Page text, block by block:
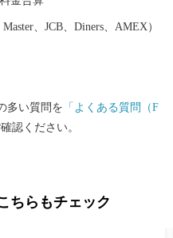
住希望者向けポータルサイト
園の「だるまちゃん広
ウノトリ広場」には、休日た
、JCB、Diners、AMEX）
多い質問を 「よくある質問（F
認ください。
ちらもチェック